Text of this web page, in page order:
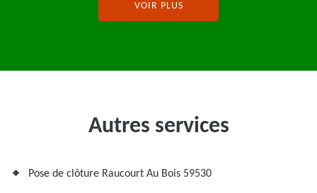
VOIR PLUS
Autres services
Pose de clôture Raucourt Au Bois 59530